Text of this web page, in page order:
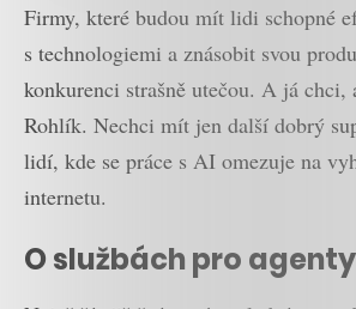
Firmy, které budou mít lidi schopné
s technologiemi a znásobit svou
konkurenci strašně utečou. A já chci,
Rohlík. Nechci mít jen další dobrý
lidí, kde se práce s AI omezuje na
internetu.
O službách pro agenty